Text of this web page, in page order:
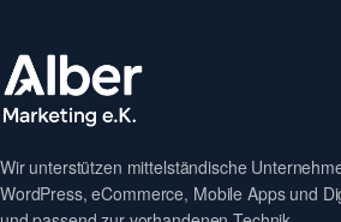
Wir unterstützen mittelständische
WordPress, eCommerce, Mobile Apps und